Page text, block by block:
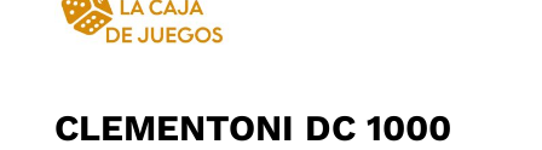
CLEMENTONI DC 1000